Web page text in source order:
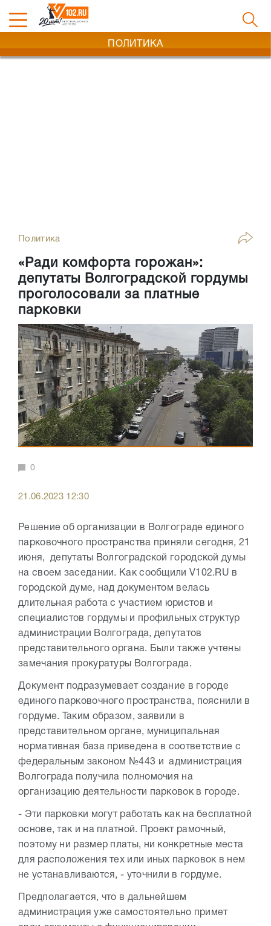
ПОЛИТИКА
Политика
«Ради комфорта горожан»:
депутаты Волгоградской гордумы
проголосовали за платные
парковки
0
21.06.2023 12:30
Решение об организации в Волгограде единого
парковочного пространства приняли сегодня, 21
июня, депутаты Волгоградской городской думы
на своем заседании. Как сообщили V102.RU в
городской думе, над документом велась
длительная работа с участием юристов и
специалистов гордумы и профильных структур
администрации Волгограда, депутатов
представительного органа. Были также учтены
замечания прокуратуры Волгограда.
Документ подразумевает создание в городе
единого парковочного пространства, пояснили в
гордуме. Таким образом, заявили в
представительном органе, муниципальная
нормативная база приведена в соответствие с
федеральным законом №443 и администрация
Волгограда получила полномочия на
организацию деятельности парковок в городе.
- Эти парковки могут работать как на бесплатной
основе, так и на платной. Проект рамочный,
поэтому ни размер платы, ни конкретные места
для расположения тех или иных парковок в нем
не устанавливаются, - уточнили в гордуме.
Предполагается, что в дальнейшем
администрация уже самостоятельно примет